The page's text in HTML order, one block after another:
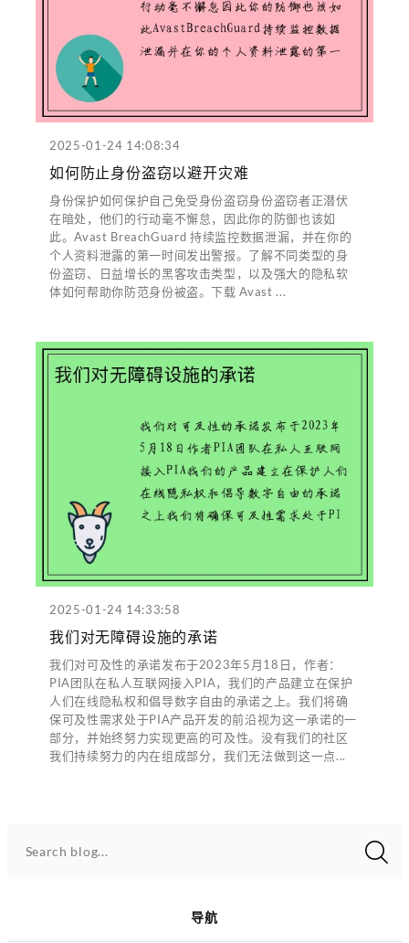
2025-01-24 14:08:34
如何防止身份盗窃以避开灾难
身份保护如何保护自己免受身份盗窃身份盗窃者正潜伏
在暗处，他们的行动毫不懈怠，因此你的防御也该如
此。Avast BreachGuard 持续监控数据泄漏，并在你的
个人资料泄露的第一时间发出警报。了解不同类型的身
份盗窃、日益增长的黑客攻击类型，以及强大的隐私软
体如何帮助你防范身份被盗。下载 Avast ...
2025-01-24 14:33:58
我们对无障碍设施的承诺
我们对可及性的承诺发布于2023年5月18日，作者：
PIA团队在私人互联网接入PIA，我们的产品建立在保护
人们在线隐私权和倡导数字自由的承诺之上。我们将确
保可及性需求处于PIA产品开发的前沿视为这一承诺的一
部分，并始终努力实现更高的可及性。没有我们的社区
我们持续努力的内在组成部分，我们无法做到这一点...
Search blog...
导航